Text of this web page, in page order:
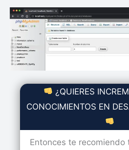
¿QUIERES
CONOCIMIENTOS EN
Entonces te recomiendo